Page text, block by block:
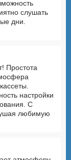
слушать
дни.
Простота
настройки
С
любимую